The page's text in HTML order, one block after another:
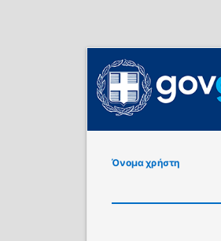
Όνομα χρήστη